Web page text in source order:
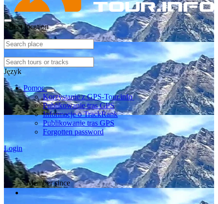
Select location
Język
Pomoc
Korzystanie z GPS-Tour.info
Publikowanie tras GPS
Informacje o TrackRank
Publikowanie tras GPS
Forgotten password
Login
Member since